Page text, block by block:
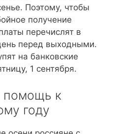
Поэтому, чтобы
получение
перечислят в
перед выходными.
на банковские
1 сентября.
помощь к
году